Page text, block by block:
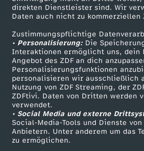
direkten Dienstleister sind. Wir
Daten auch nicht zu kommerziellen
Zustimmungspflichtige
• Personalisierung:Die
Interaktionen ermöglicht uns, dein
Angebot des ZDF an dich
Personalisierungsfunktionen
personalisieren wir ausschließlich
Nutzung von ZDF Streaming, der
ZDFtivi. Daten von Dritten werden
verwendet.
• Social Media und externe
Social-Media-Tools und Dienste
Anbietern. Unter anderem um das
zu ermöglichen.
C
o
r
o
n
a
Smart TV
ZDFtext
Livestreams
Sendungen A-Z
TV-Programm
Kontakt
Tickets
Hilfe
ZDF Unternehmen
Karriere